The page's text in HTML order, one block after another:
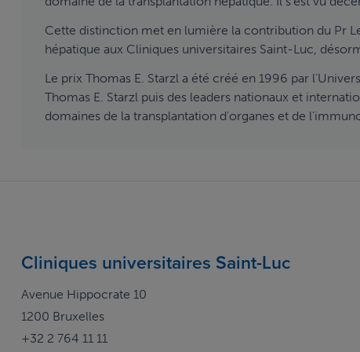
Cette distinction met en lumière la contribution du Pr
hépatique aux Cliniques universitaires Saint-Luc,
Le prix Thomas E. Starzl a été créé en 1996 par
Thomas E. Starzl puis des leaders nationaux et
domaines de la transplantation d'organes et de
Cliniques universitaires Saint-Luc
Avenue Hippocrate 10
1200 Bruxelles
+32 2 764 11 11